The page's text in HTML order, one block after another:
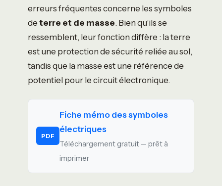
erreurs fréquentes concerne les symboles
deterre et de masse. Bien qu’ils se
ressemblent, leur fonction diffère : la terre
est une protection de sécurité reliée au sol,
tandis que la masse est une référence de
potentiel pour le circuit électronique.
PDF
Fiche mémo des symboles
électriques
Téléchargement gratuit — prêt à
imprimer